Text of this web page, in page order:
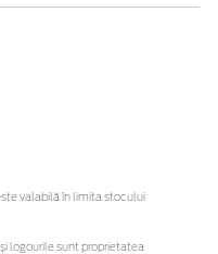
valabilă în limita stocului
logourile sunt proprietatea